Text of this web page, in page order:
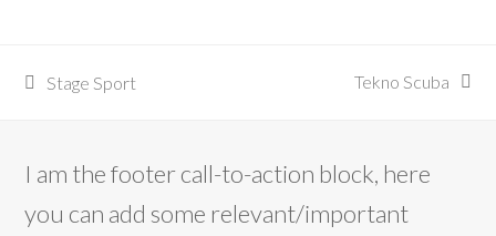
post
Stage Sport
articolo
Tekno Scuba
I am the footer call-to-action block, here
you can add some relevant/important